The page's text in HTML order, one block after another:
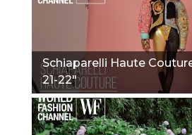
Schiaparelli Haute
21-22"